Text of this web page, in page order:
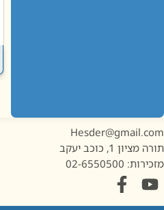
1, כוכב יעקב
02-6550500